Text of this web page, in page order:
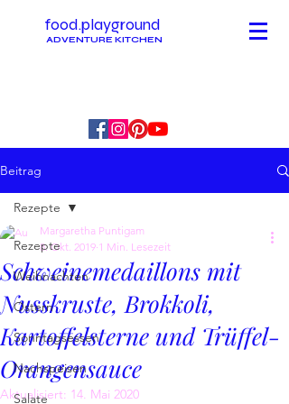
food.playground
ADVENTURE KITCHEN
Beitrag
Rezepte
Weihnachten
Ostern
Sonntagsessen
Nachspeisen
Salate
Rezepte
Schweinemedaillons mit
Nusskruste, Brokkoli,
Kartoffelsterne und Trüffel-
Orangensauce
Margaretha Puntigam
8. Okt. 2019 1 Min. Lesezeit
Aktualisiert: 14. Mai 2020